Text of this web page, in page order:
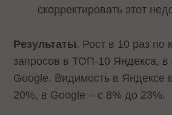
скорректировать этот
Результаты. Рост в 10 раз по
запросов в ТОП-10 Яндекса, в
Google. Видимость в Яндексе
20%, в Google – с 8% до 23%.